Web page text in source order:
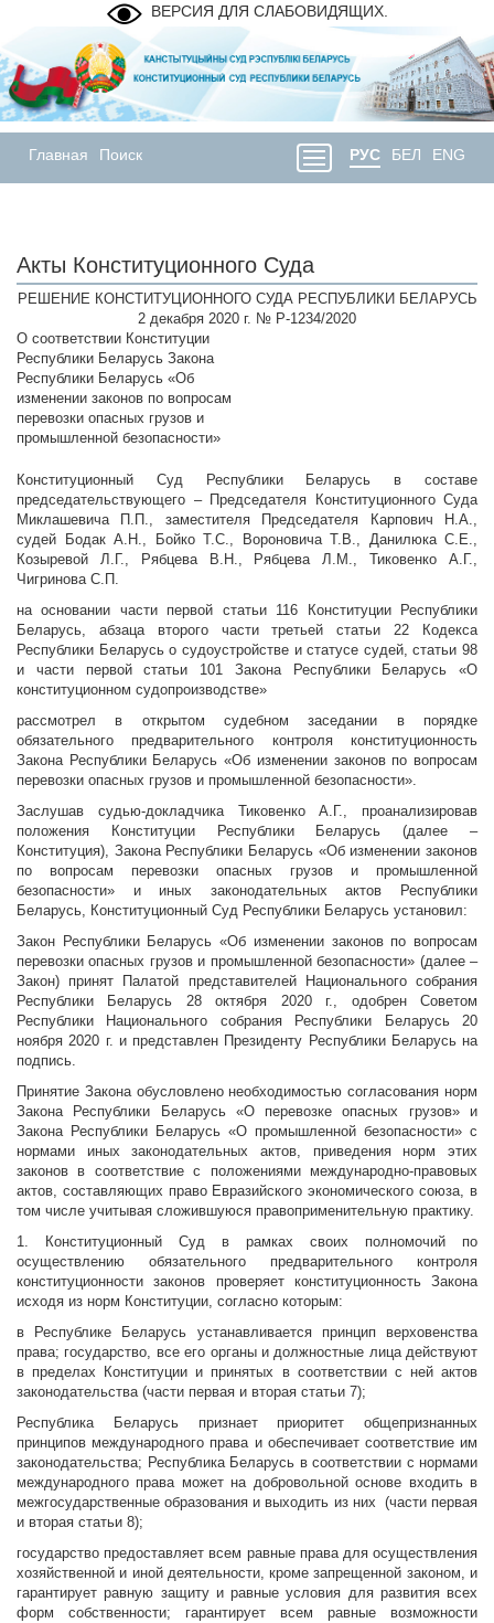
ВЕРСИЯ ДЛЯ СЛАБОВИДЯЩИХ.
Главная Поиск РУС БЕЛ ENG
Акты Конституционного Суда
РЕШЕНИЕ КОНСТИТУЦИОННОГО СУДА РЕСПУБЛИКИ БЕЛАРУСЬ
2 декабря 2020 г. № Р-1234/2020
О соответствии Конституции
Республики Беларусь Закона
Республики Беларусь «Об
изменении законов по вопросам
перевозки опасных грузов и
промышленной безопасности»
Конституционный Суд Республики Беларусь в составе
председательствующего – Председателя Конституционного Суда
Миклашевича П.П., заместителя Председателя Карпович Н.А.,
судей Бодак А.Н., Бойко Т.С., Вороновича Т.В., Данилюка С.Е.,
Козыревой Л.Г., Рябцева В.Н., Рябцева Л.М., Тиковенко А.Г.,
Чигринова С.П.
на основании части первой статьи 116 Конституции Республики
Беларусь, абзаца второго части третьей статьи 22 Кодекса
Республики Беларусь о судоустройстве и статусе судей, статьи 98
и части первой статьи 101 Закона Республики Беларусь «О
конституционном судопроизводстве»
рассмотрел в открытом судебном заседании в порядке
обязательного предварительного контроля конституционность
Закона Республики Беларусь «Об изменении законов по вопросам
перевозки опасных грузов и промышленной безопасности».
Заслушав судью-докладчика Тиковенко А.Г., проанализировав
положения Конституции Республики Беларусь (далее –
Конституция), Закона Республики Беларусь «Об изменении законов
по вопросам перевозки опасных грузов и промышленной
безопасности» и иных законодательных актов Республики
Беларусь, Конституционный Суд Республики Беларусь установил:
Закон Республики Беларусь «Об изменении законов по вопросам
перевозки опасных грузов и промышленной безопасности» (далее –
Закон) принят Палатой представителей Национального собрания
Республики Беларусь 28 октября 2020 г., одобрен Советом
Республики Национального собрания Республики Беларусь 20
ноября 2020 г. и представлен Президенту Республики Беларусь на
подпись.
Принятие Закона обусловлено необходимостью согласования норм
Закона Республики Беларусь «О перевозке опасных грузов» и
Закона Республики Беларусь «О промышленной безопасности» с
нормами иных законодательных актов, приведения норм этих
законов в соответствие с положениями международно-правовых
актов, составляющих право Евразийского экономического союза, в
том числе учитывая сложившуюся правоприменительную практику.
1. Конституционный Суд в рамках своих полномочий по
осуществлению обязательного предварительного контроля
конституционности законов проверяет конституционность Закона
исходя из норм Конституции, согласно которым:
в Республике Беларусь устанавливается принцип верховенства
права; государство, все его органы и должностные лица действуют
в пределах Конституции и принятых в соответствии с ней актов
законодательства (части первая и вторая статьи 7);
Республика Беларусь признает приоритет общепризнанных
принципов международного права и обеспечивает соответствие им
законодательства; Республика Беларусь в соответствии с нормами
международного права может на добровольной основе входить в
межгосударственные образования и выходить из них (части первая
и вторая статьи 8);
государство предоставляет всем равные права для осуществления
хозяйственной и иной деятельности, кроме запрещенной законом, и
гарантирует равную защиту и равные условия для развития всех
форм собственности; гарантирует всем равные возможности